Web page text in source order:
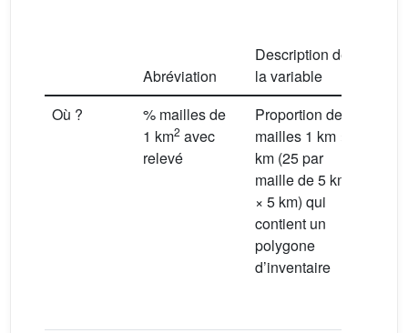
Abréviation
Description de
la variable
Où ?
% mailles de
1 km2 avec
relevé
Proportion de
mailles 1 km × 1
km (25 par
maille de 5 km
× 5 km) qui
contient un
polygone
d’inventaire